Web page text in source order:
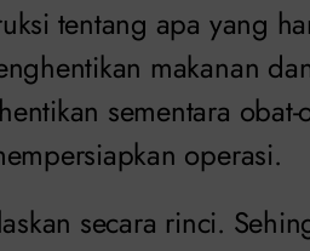
tentang apa yang
makanan
sementara
operasi.
secara rinci.